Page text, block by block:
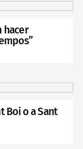
hacer
Boi o a Sant